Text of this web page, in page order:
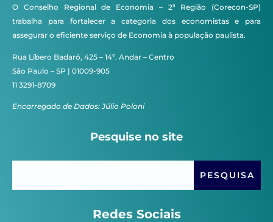
O Conselho Regional de Economia – 2ª Região (Corecon-SP)
trabalha para fortalecer a categoria dos economistas e para
assegurar o eficiente serviço de Economia à população paulista.
Rua Líbero Badaró, 425 – 14º. Andar – Centro
São Paulo – SP | 01009-905
11 3291-8709
Encarregado de Dados: Júlio Poloni
Pesquise no site
Redes Sociais